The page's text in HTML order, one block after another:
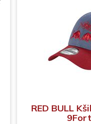
RED BULL